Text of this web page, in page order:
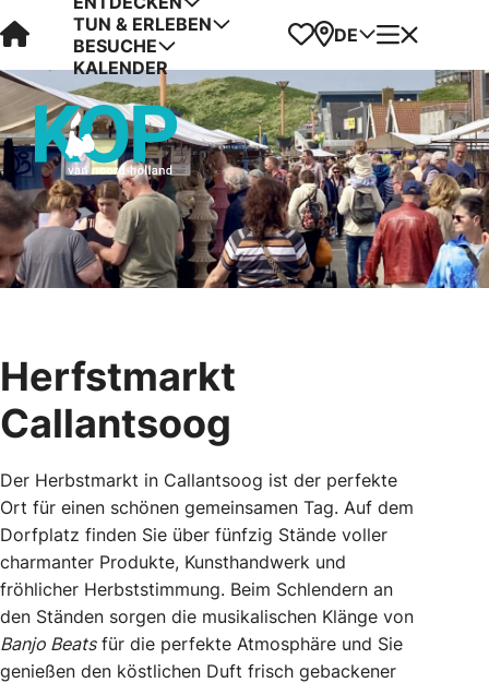
Visit Kop van Holland
TUN & ERLEBEN
BESUCHE
KALENDER
Favoriten
Karte
DE Menü
Herfstmarkt
Callantsoog
Der Herbstmarkt in Callantsoog ist der perfekte
Ort für einen schönen gemeinsamen Tag. Auf dem
Dorfplatz finden Sie über fünfzig Stände voller
charmanter Produkte, Kunsthandwerk und
fröhlicher Herbststimmung. Beim Schlendern an
den Ständen sorgen die musikalischen Klänge von
Banjo Beatsfür die perfekte Atmosphäre und Sie
genießen den köstlichen Duft frisch gebackener